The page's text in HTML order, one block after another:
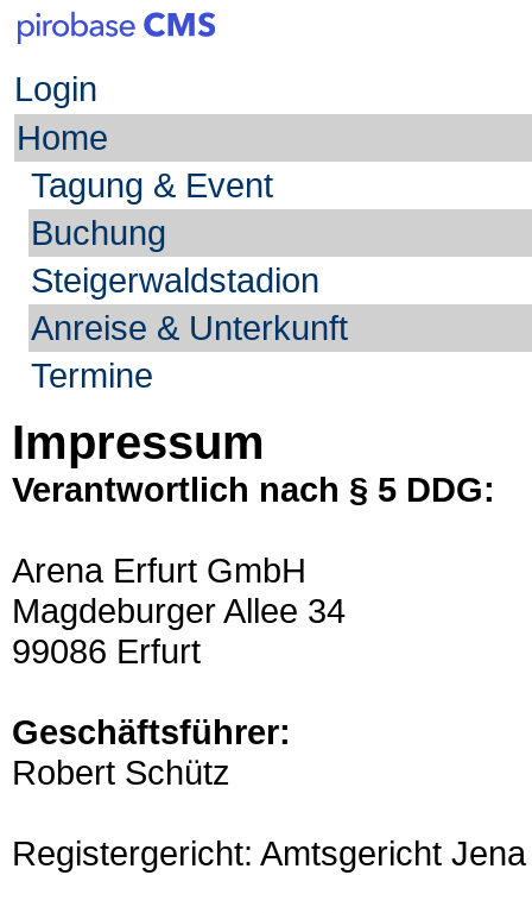
Login
Home
Tagung & Event
Buchung
Steigerwaldstadion
Anreise & Unterkunft
Termine
Impressum
Verantwortlich nach § 5 DDG:
Arena Erfurt GmbH
Magdeburger Allee 34
99086 Erfurt
Geschäftsführer:
Robert Schütz
Registergericht: Amtsgericht